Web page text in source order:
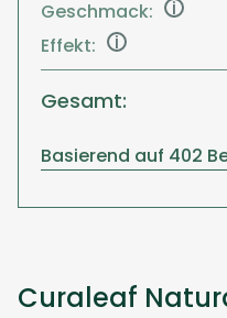
Geschmack: i
Effekt: i
Gesamt:
Basierend auf 402
Curaleaf